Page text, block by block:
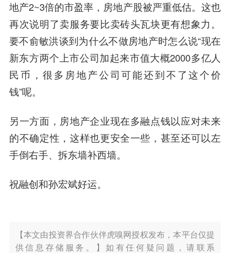
地产2~3倍的市盈率，房地产股被严重低估。这也
再次说明了卖服务要比卖砖头瓦块更有想象力。
要不俞敏洪谈到为什么不做房地产时怎么说“现在
新东方两个上市公司加起来市值大概2000多亿人
民币，很多房地产公司可能还到不了这个价
钱”呢。
另一方面，房地产企业现在多融点钱以应对未来
的不确定性，这样也更安全一些，甚至还可以左
手倒右手、拆东墙补西墙。
祝融创和孙宏斌好运。
【本文由投资界合作伙伴虎嗅网授权发布，本平台仅提
供信息存储服务。】如有任何疑问题，请联系